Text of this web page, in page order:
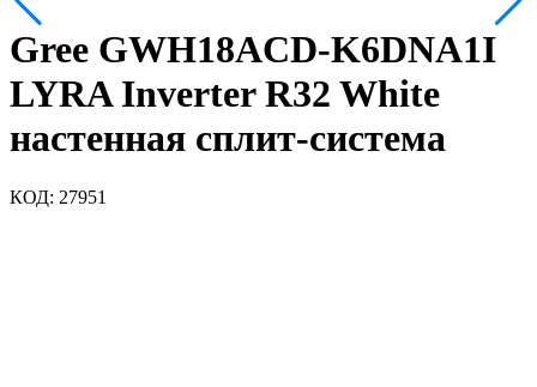
Gree GWH18ACD-K6DNA1I
LYRA Inverter R32 White
настенная сплит-система
КОД: 27951